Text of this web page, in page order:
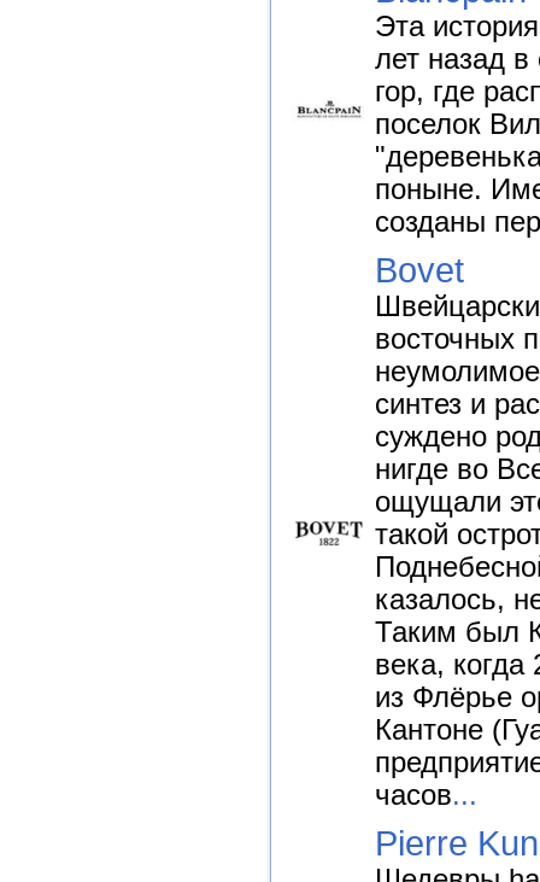
Эта
лет назад
гор, где
поселок
поныне.
созданы
Bovet
восточных
синтез и
суждено
нигде во
ощущали
такой
казалось,
Таким был
века,
из Флёрье
Кантоне
часов...
Pierre